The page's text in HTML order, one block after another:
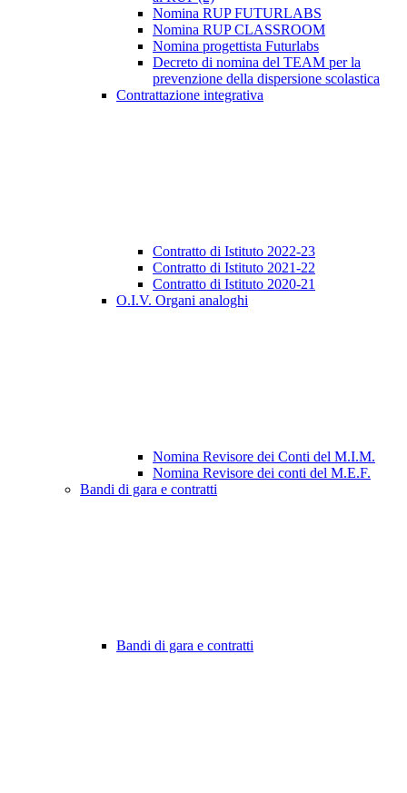
Nomina RUP FUTURLABS
Nomina RUP CLASSROOM
Nomina progettista Futurlabs
Decreto di nomina del TEAM per la
prevenzione della dispersione scolastica
Contrattazione integrativa
Contratto di Istituto 2022-23
Contratto di Istituto 2021-22
Contratto di Istituto 2020-21
O.I.V. Organi analoghi
Nomina Revisore dei Conti del M.I.M.
Nomina Revisore dei conti del M.E.F.
Bandi di gara e contratti
Bandi di gara e contratti